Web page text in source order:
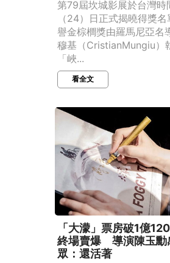
第79屆坎城影展於台灣時
（24）日正式揭曉得獎
譽金棕櫚獎由羅馬尼亞名
穆基（CristianMungiu）
「峽...
看全文
「大濛」票房破1億
終場賣爆 導演陳玉勳
眾：還活著